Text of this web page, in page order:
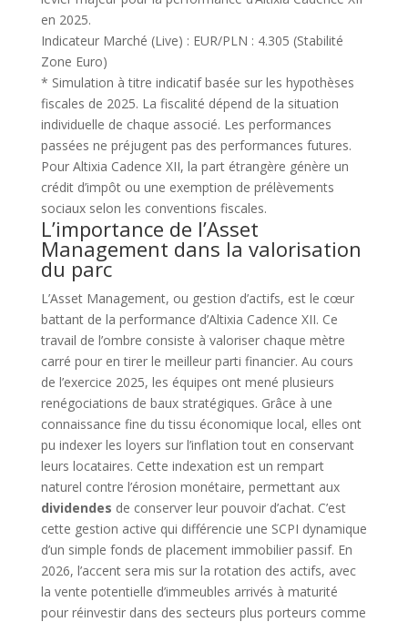
en 2025.
Indicateur Marché (Live) : EUR/PLN : 4.305 (Stabilité
Zone Euro)
* Simulation à titre indicatif basée sur les hypothèses
fiscales de 2025. La fiscalité dépend de la situation
individuelle de chaque associé. Les performances
passées ne préjugent pas des performances futures.
Pour Altixia Cadence XII, la part étrangère génère un
crédit d’impôt ou une exemption de prélèvements
sociaux selon les conventions fiscales.
L’importance de l’Asset
Management dans la valorisation
du parc
L’Asset Management, ou gestion d’actifs, est le cœur
battant de la performance d’Altixia Cadence XII. Ce
travail de l’ombre consiste à valoriser chaque mètre
carré pour en tirer le meilleur parti financier. Au cours
de l’exercice 2025, les équipes ont mené plusieurs
renégociations de baux stratégiques. Grâce à une
connaissance fine du tissu économique local, elles ont
pu indexer les loyers sur l’inflation tout en conservant
leurs locataires. Cette indexation est un rempart
naturel contre l’érosion monétaire, permettant aux
dividendes de conserver leur pouvoir d’achat. C’est
cette gestion active qui différencie une SCPI dynamique
d’un simple fonds de placement immobilier passif. En
2026, l’accent sera mis sur la rotation des actifs, avec
la vente potentielle d’immeubles arrivés à maturité
pour réinvestir dans des secteurs plus porteurs comme